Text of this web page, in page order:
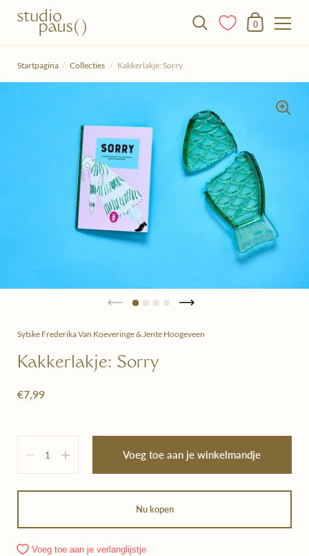
Winkelmandje
0
Startpagina / Collecties / Kakkerlakje: Sorry
Sytske Frederika Van Koeveringe & Jente Hoogeveen
Kakkerlakje: Sorry
€7,99
Voeg toe aan je winkelmandje
Nu kopen
Voeg toe aan je verlanglijstje